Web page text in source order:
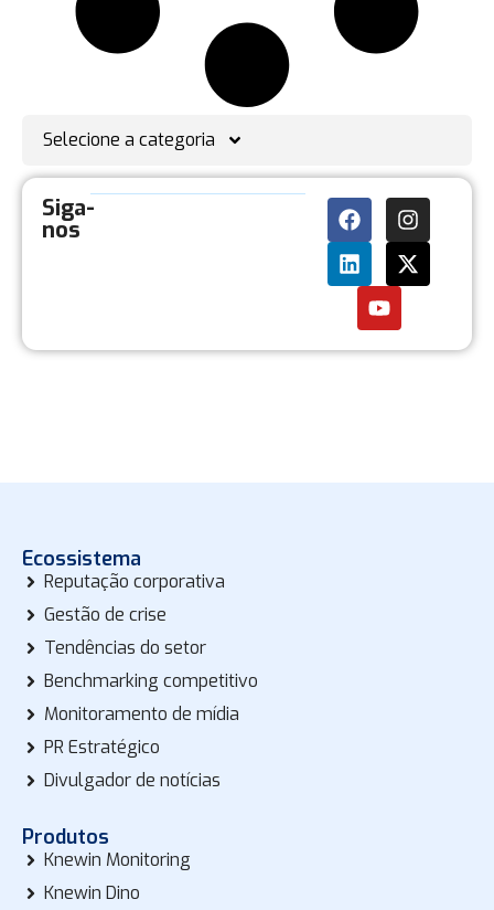
Selecione a categoria
Siga-
nos
Ecossistema
Reputação corporativa
Gestão de crise
Tendências do setor
Benchmarking competitivo
Monitoramento de mídia
PR Estratégico
Divulgador de notícias
Produtos
Knewin Monitoring
Knewin Dino